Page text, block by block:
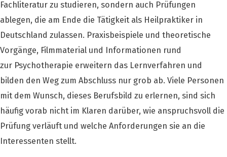
Fachliteratur zu studieren, sondern auch Prüfungen
ablegen, die am Ende die Tätigkeit als Heilpraktiker in
Deutschland zulassen. Praxisbeispiele und theoretische
Vorgänge, Filmmaterial und Informationen rund
zur Psychotherapie erweitern das Lernverfahren und
bilden den Weg zum Abschluss nur grob ab. Viele Personen
mit dem Wunsch, dieses Berufsbild zu erlernen, sind sich
häufig vorab nicht im Klaren darüber, wie anspruchsvoll die
Prüfung verläuft und welche Anforderungen sie an die
Interessenten stellt.